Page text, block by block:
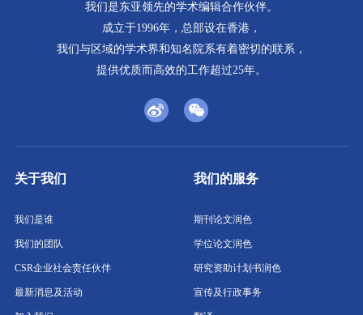
我们是东亚领先的学术编辑合作伙伴。
成立于1996年，总部设在香港，
我们与区域的学术界和知名院系有着密切的联系，
提供优质而高效的工作超过25年。
关于我们
我们是谁
我们的团队
CSR企业社会责任伙伴
最新消息及活动
我们的服务
期刊论文润色
学位论文润色
研究资助计划书润色
宣传及行政事务